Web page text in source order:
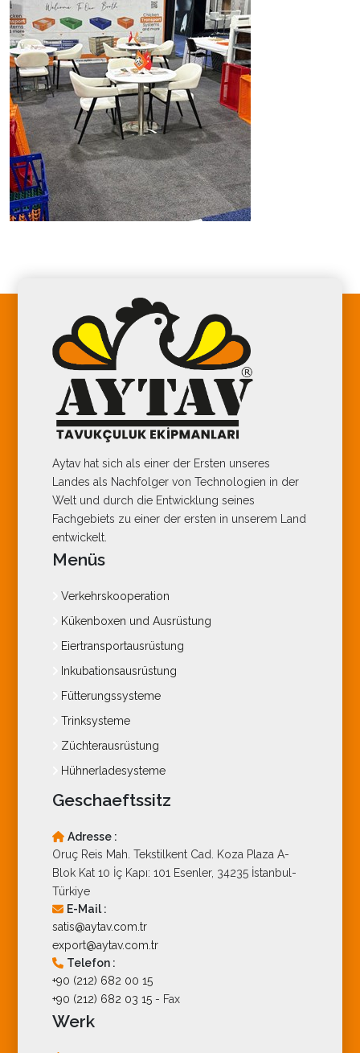
Aytav hat sich als einer der Ersten unseres
Landes als Nachfolger von Technologien in der
Welt und durch die Entwicklung seines
Fachgebiets zu einer der ersten in unserem Land
entwickelt.
Menüs
Verkehrskooperation
Kükenboxen und Ausrüstung
Eiertransportausrüstung
Inkubationsausrüstung
Fütterungssysteme
Trinksysteme
Züchterausrüstung
Hühnerladesysteme
Geschaeftssitz
Adresse :
Oruç Reis Mah. Tekstilkent Cad. Koza Plaza A-
Blok Kat 10 İç Kapı: 101 Esenler, 34235 İstanbul-
Türkiye
E-Mail :
satis@aytav.com.tr
export@aytav.com.tr
Telefon :
+90 (212) 682 00 15
+90 (212) 682 03 15- Fax
Werk